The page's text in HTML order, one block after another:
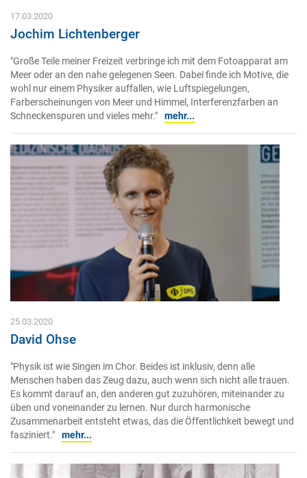
17.03.2020
Jochim Lichtenberger
"Große Teile meiner Freizeit verbringe ich mit dem Fotoapparat am
Meer oder an den nahe gelegenen Seen. Dabei finde ich Motive, die
wohl nur einem Physiker auffallen, wie Luftspiegelungen,
Farberscheinungen von Meer und Himmel, Interferenzfarben an
Schneckenspuren und vieles mehr." mehr...
25.03.2020
David Ohse
"Physik ist wie Singen im Chor. Beides ist inklusiv, denn alle
Menschen haben das Zeug dazu, auch wenn sich nicht alle trauen.
Es kommt darauf an, den anderen gut zuzuhören, miteinander zu
üben und voneinander zu lernen. Nur durch harmonische
Zusammenarbeit entsteht etwas, das die Öffentlichkeit bewegt und
fasziniert." mehr...